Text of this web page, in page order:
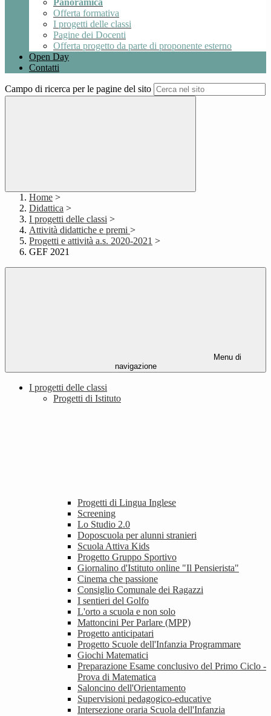
Panoramica
Offerta formativa
I progetti delle classi
Pagine dei Docenti
Offerta progetto da parte di proponente esterno
Open Day
Contatti
Campo di ricerca per le pagine del sito
Home >
Didattica >
I progetti delle classi >
Attività didattiche e premi >
Progetti e attività a.s. 2020-2021 >
GEF 2021
Menu di
navigazione
I progetti delle classi
Progetti di Istituto
Progetti di Lingua Inglese
Screening
Lo Studio 2.0
Doposcuola per alunni stranieri
Scuola Attiva Kids
Progetto Gruppo Sportivo
Giornalino d'Istituto online "Il Pensierista"
Cinema che passione
Consiglio Comunale dei Ragazzi
I sentieri del Golfo
L'orto a scuola e non solo
Mattoncini Per Parlare (MPP)
Progetto anticipatari
Progetto Scuole dell'Infanzia Programmare
Giochi Matematici
Preparazione Esame conclusivo del Primo Ciclo -
Prova di Matematica
Saloncino dell'Orientamento
Supervisioni pedagogico-educative
Intersezione oraria Scuola dell'Infanzia